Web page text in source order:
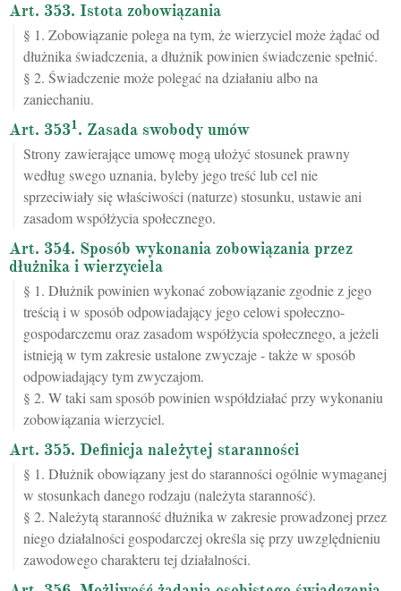
Art. 353. Istota zobowiązania
§ 1. Zobowiązanie polega na tym, że wierzyciel może żądać od
dłużnika świadczenia, a dłużnik powinien świadczenie spełnić.
§ 2. Świadczenie może polegać na działaniu albo na
zaniechaniu.
Art. 3531. Zasada swobody umów
Strony zawierające umowę mogą ułożyć stosunek prawny
według swego uznania, byleby jego treść lub cel nie
sprzeciwiały się właściwości (naturze) stosunku, ustawie ani
zasadom współżycia społecznego.
Art. 354. Sposób wykonania zobowiązania przez
dłużnika i wierzyciela
§ 1. Dłużnik powinien wykonać zobowiązanie zgodnie z jego
treścią i w sposób odpowiadający jego celowi społeczno-
gospodarczemu oraz zasadom współżycia społecznego, a jeżeli
istnieją w tym zakresie ustalone zwyczaje - także w sposób
odpowiadający tym zwyczajom.
§ 2. W taki sam sposób powinien współdziałać przy wykonaniu
zobowiązania wierzyciel.
Art. 355. Definicja należytej staranności
§ 1. Dłużnik obowiązany jest do staranności ogólnie wymaganej
w stosunkach danego rodzaju (należyta staranność).
§ 2. Należytą staranność dłużnika w zakresie prowadzonej przez
niego działalności gospodarczej określa się przy uwzględnieniu
zawodowego charakteru tej działalności.